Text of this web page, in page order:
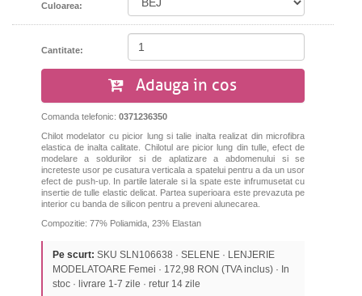
Culoarea:
Cantitate:
Adauga in cos
Comanda telefonic: 0371236350
Chilot modelator cu picior lung si talie inalta realizat din microfibra
elastica de inalta calitate. Chilotul are picior lung din tulle, efect de
modelare a soldurilor si de aplatizare a abdomenului si se
increteste usor pe cusatura verticala a spatelui pentru a da un usor
efect de push-up. In partile laterale si la spate este infrumusetat cu
insertie de tulle elastic delicat. Partea superioara este prevazuta pe
interior cu banda de silicon pentru a preveni alunecarea.
Compozitie: 77% Poliamida, 23% Elastan
Pe scurt: SKU SLN106638 · SELENE · LENJERIE
MODELATOARE Femei · 172,98 RON (TVA inclus) · In
stoc · livrare 1-7 zile · retur 14 zile